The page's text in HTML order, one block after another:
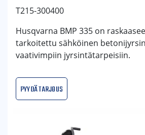
T215-300400
Husqvarna BMP 335 on
tarkoitettu sähköinen
vaativimpiin jyrsintätarpeisiin.
Pyydä tarjous